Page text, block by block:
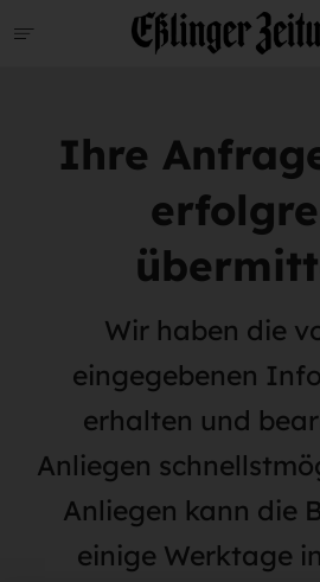
Ihre
Wir haben die
eingegebenen
erhalten und
Anliegen
Anliegen kann die
einige Werktage